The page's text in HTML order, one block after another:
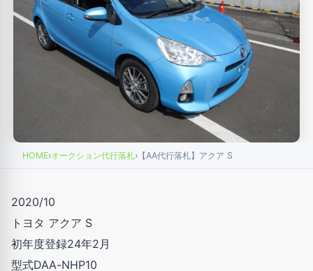
HOME›オークション代行落札› 【AA代行落札】アクア S
2020/10
トヨタ アクア S
初年度登録24年2月
型式DAA-NHP10